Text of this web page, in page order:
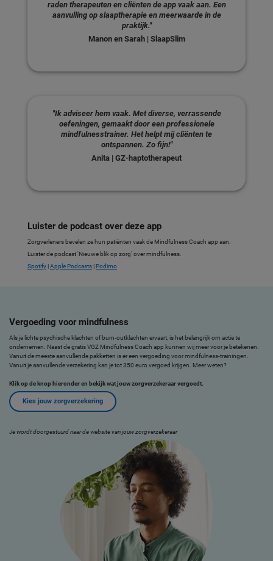
raden therapeuten en cliënten de app vaak aan. Een
aanvulling op slaaptherapie en meerwaarde in de
praktijk."
Manon en Sarah | SlaapSlim
"Ik adviseer hem vaak. Met diverse, verrassende
oefeningen, gemaakt door een professionele
mindfulnesstrainer. Het helpt mij cliënten te
ontspannen. Zo fijn!"
Anita | GZ-haptotherapeut
Luister de podcast over deze app
Zorgverleners bevelen ze hun patiënten vaak de Mindfulness Coach app aan.
Luister de podcast 'Nieuwe blik op zorg' over mindfulness.
Spotify |Apple Podcasts | Podimo
Vergoeding voor mindfulness
Als je lichte psychische klachten of burn-outklachten ervaart, is het belangrijk om actie te
ondernemen. Naast de gratis VGZ Mindfulness Coach app kunnen wij meer voor je betekenen.
Vanuit de meeste aanvullende pakketten is er een vergoeding voor mindfulness-trainingen.
Vanuit je aanvullende verzekering kan je tot 350 euro vergoed krijgen. Meer weten?
Klik op de knop hieronder en bekijk wat jouw zorgverzekeraar vergoedt.
Kies jouw zorgverzekering
Je wordt doorgestuurd naar de website van jouw zorgverzekeraar